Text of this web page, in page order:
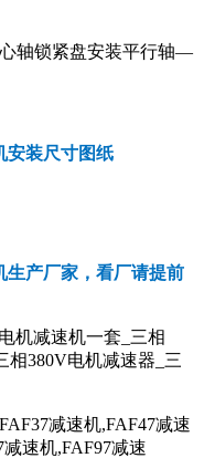
轴锁紧盘安装平行轴—
安装尺寸图纸
生产厂家，看厂请提前
机减速机一套_三相
相380V电机减速器_三
减速机,FAF47减速
速机,FAF97减速